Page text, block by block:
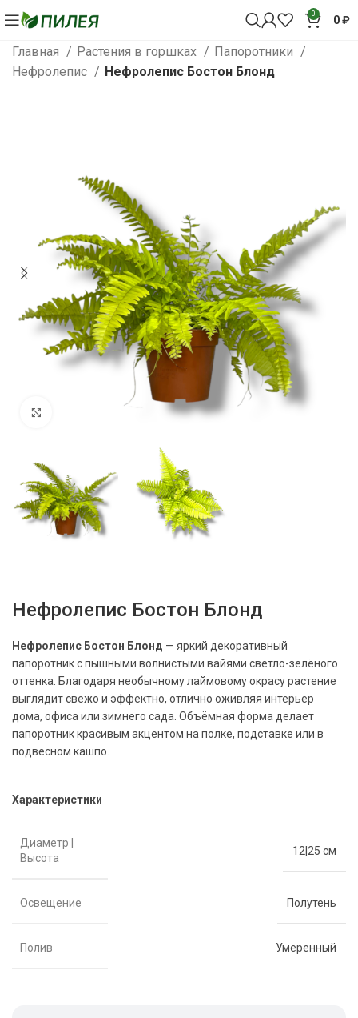
0 0₽
Главная Растения в горшках
Папоротники
Нефролепис
Нефролепис Бостон Блонд
Нажмите, чтобы увеличить
Нефролепис Бостон Блонд
Нефролепис Бостон Блонд — яркий декоративный
папоротник с пышными волнистыми вайями светло-зелёного
оттенка. Благодаря необычному лаймовому окрасу растение
выглядит свежо и эффектно, отлично оживляя интерьер
дома, офиса или зимнего сада. Объёмная форма делает
папоротник красивым акцентом на полке, подставке или в
подвесном кашпо.
Характеристики
Диаметр |
Высота
12|25 см
Освещение Полутень
Полив Умеренный